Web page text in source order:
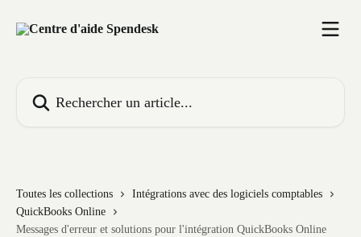
Toutes les collections
Intégrations avec des logiciels comptables
QuickBooks Online
Messages d'erreur et solutions pour l'intégration QuickBooks Online